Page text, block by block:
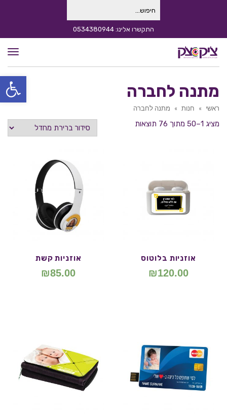
פתח
עבור: התקשרו אלינו: 0534380944
מתנה לחברה
ראשי » חנות » מתנה לחברה
מציג 1–50 מתוך 76 תוצאות
אוזניות בלוטוס
₪120.00
אוזניות קשת
₪85.00